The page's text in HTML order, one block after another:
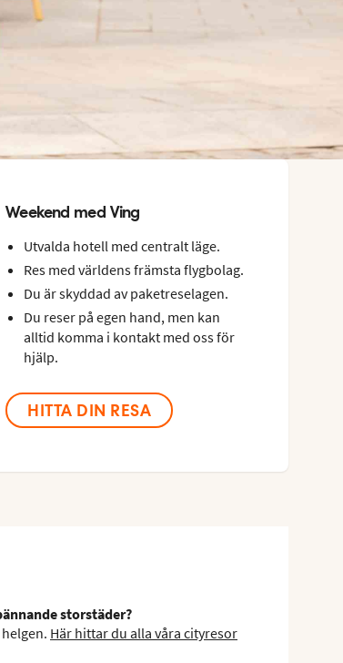
Weekend med Ving
Utvalda hotell med centralt läge.
Res med världens främsta flygbolag.
Du är skyddad av paketreselagen.
Du reser på egen hand, men kan
alltid komma i kontakt med oss för
hjälp.
HITTA DIN RESA
storstäder?
Här hittar du alla våra cityresor